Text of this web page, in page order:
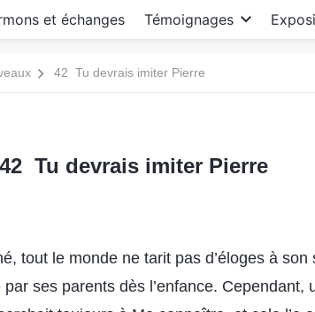
et échanges Témoignages
42 Tu devrais imiter Pierre
42 Tu devrais imiter Pierre
tout le monde ne tarit pas d’éloges à son
ses parents dès l’enfance. Cependant,